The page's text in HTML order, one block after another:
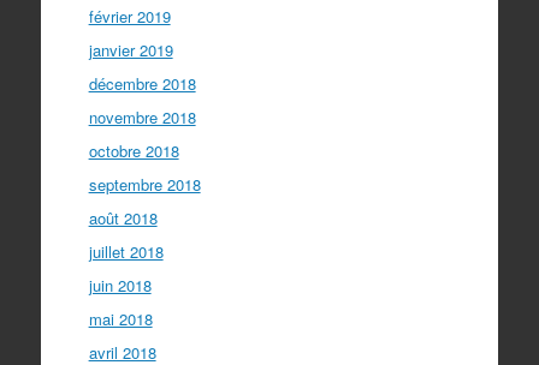
février 2019
janvier 2019
décembre 2018
novembre 2018
octobre 2018
septembre 2018
août 2018
juillet 2018
juin 2018
mai 2018
avril 2018